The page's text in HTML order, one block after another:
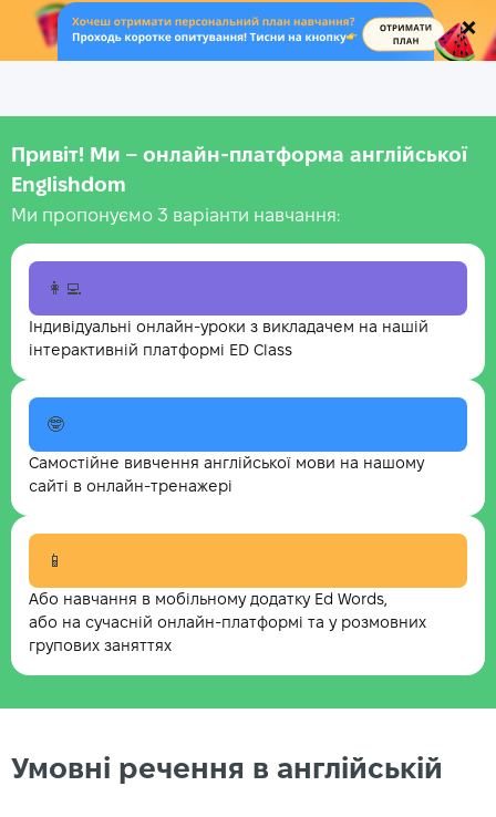
.
Привіт! Ми – онлайн-платформа англійської
Englishdom
Ми пропонуємо 3 варіанти навчання:
👩‍💻
Індивідуальні онлайн-уроки з викладачем на нашій
інтерактивній платформі ED Class
🤓
Самостійне вивчення англійської мови на нашому
сайті в онлайн-тренажері
📱
Або навчання в мобільному додатку Ed Words,
або на сучасній онлайн-платформі та у розмовних
групових заняттях
Умовні речення в англійській